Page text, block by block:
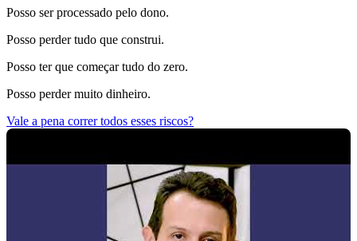
Posso ser processado pelo dono.
Posso perder tudo que construi.
Posso ter que começar tudo do zero.
Posso perder muito dinheiro.
Vale a pena correr todos esses riscos?